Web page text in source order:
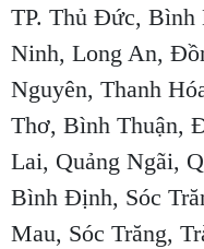
TP. Thủ Đức, Bình
Ninh, Long An,
Nguyên, Thanh
Thơ, Bình Thuận,
Lai, Quảng Ngãi,
Bình Định, Sóc
Mau, Sóc Trăng,